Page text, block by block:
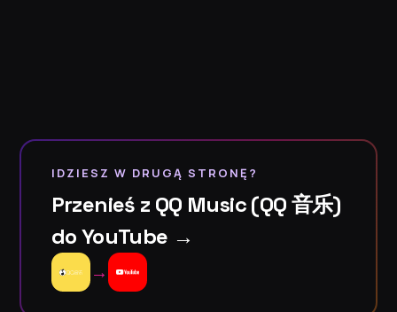
IDZIESZ W DRUGĄ STRONĘ?
Przenieś z QQ Music (QQ 音乐)
do YouTube →
→